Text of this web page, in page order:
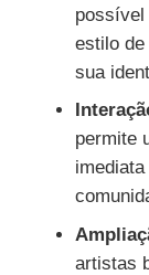
possível
estilo
sua
permite
artistas